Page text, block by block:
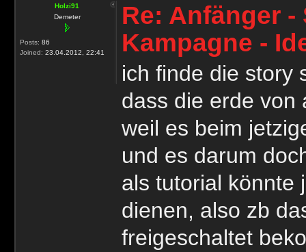
Holzi91
Demeter
Posts: 86
Joined: 23.04.2012, 22:41
Re: Anfänger
Kampagne -
ich finde die story
dass die erde von
weil es beim
und es darum
als tutorial könnte
dienen, also zb
freigeschaltet